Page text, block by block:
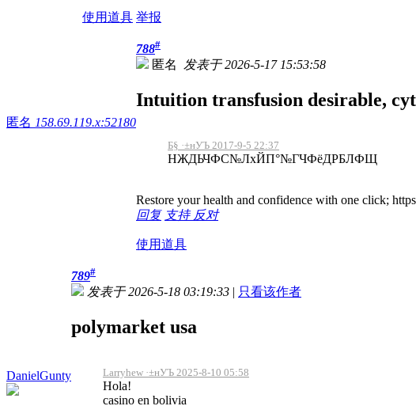
使用道具 举报
匿名 158.69.119.x:52180
788#
匿名 发表于 2026-5-17 15:53:58
Intuition transfusion desirable,
Б§ ·±нУЪ 2017-9-5 22:37
НЖДЬЧФС№ЛхЙП°№ГЧФёДРБЛФЩ
Restore your health and confidence with one click;
回复 支持 反对
使用道具
DanielGunty
789#
发表于 2026-5-18 03:19:33 | 只看该作者
polymarket usa
Larryhew ·±нУЪ 2025-8-10 05:58
Hola!
casino en bolivia